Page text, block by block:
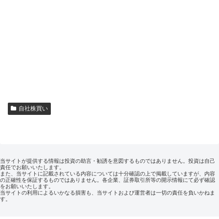
自社株買い
当サイトが提供する情報は投資の助言・勧誘を意図するものではありません。投資は自己
責任でお願いいたします。
また、当サイトに記載されている内容については十分確認の上で掲載していますが、内容
の正確性を保証するものではありません。各企業、証券取引所等の開示情報にて必ず確認
をお願いいたします。
当サイトの利用によるいかなる損害も、当サイトおよび運営者は一切の責任を負いかねま
す。